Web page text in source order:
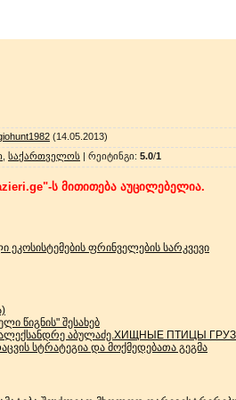
(14.05.2013)
საქართველოს | რეიტინგი: 5.0/1
ს მითითება აუცილებელია.
ფრინველების სარკვევი
წიგნის" შესახებ
აბულაძე.ХИЩНЫЕ ПТИЦЫ
სტრატეგია და მოქმედებათა გეგმა